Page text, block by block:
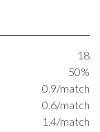
18
50%
0.9/match
0.6/match
1.4/match